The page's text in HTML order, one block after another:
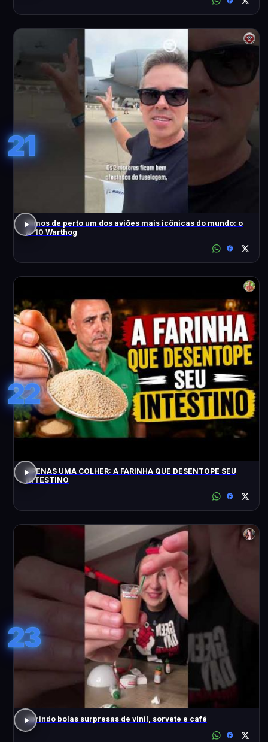
21
Vimos de perto um dos aviões mais icônicas do mundo: o
A-10 Warthog
22
APENAS UMA COLHER: A FARINHA QUE DESENTOPE SEU
INTESTINO
23
abrindo bolas surpresas de vinil, sorvete e café